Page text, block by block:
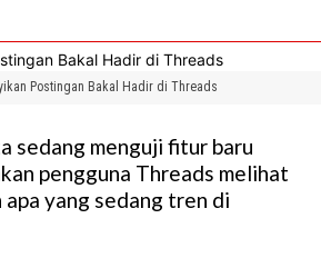
Postingan Bakal Hadir di Threads
sedang menguji fitur baru
pengguna Threads melihat
yang sedang tren di